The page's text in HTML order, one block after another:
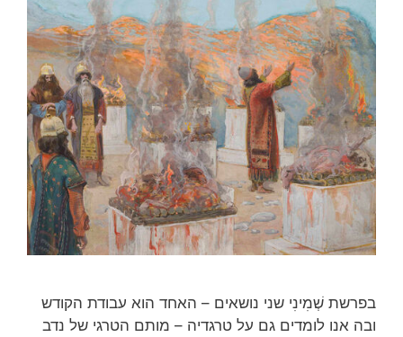
בפרשת שְׁמִינִי שני נושאים – האחד הוא עבודת הקודש
ובה אנו לומדים גם על טרגדיה – מותם הטרגי של נדב